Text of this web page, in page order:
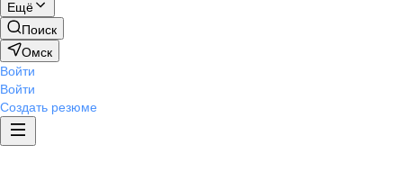
Ещё
Поиск
Омск
Войти
Войти
Создать резюме